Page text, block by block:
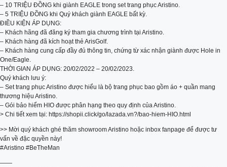
– 10 TRIỆU ĐỒNG khi giành EAGLE trong set trang phục Aristino.
– 5 TRIỆU ĐỒNG khi Quý khách giành EAGLE bất kỳ.
ĐIỀU KIỆN ÁP DỤNG:
– Khách hãng đã đăng ký tham gia chương trình tại Aristino.
– Khách hàng đã kích hoạt thẻ ArisGolf.
– Khách hàng cung cấp đầy đủ thông tin, chứng từ xác nhận giành được Hole in
One/Eagle.
THỜI GIAN ÁP DỤNG: 20/02/2022 – 20/02/2023.
Quý khách lưu ý:
– Set trang phục Aristino được hiểu là bộ trang phục bao gồm áo + quần mang
thương hiệu Aristino.
– Gói bảo hiểm HIO được phân hạng theo quy định của Aristino.
> Chi tiết xem tại: https://shopii.click/go/lazada.vn?/bao-hiem-HIO.html
>> Mời quý khách ghé thăm showroom Aristino hoặc inbox fanpage để được tư
vấn về đặc quyền này!
#Aristino #BeTheMan
——